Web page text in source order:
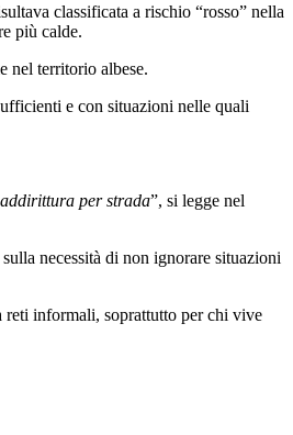
classificata a rischio “rosso” nella
più calde.
nel territorio albese.
e con situazioni nelle quali
per strada”, si legge nel
necessità di non ignorare situazioni
reti informali, soprattutto per chi vive